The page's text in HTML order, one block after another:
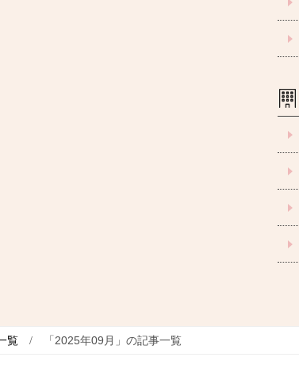
覧 「2025年09月」の記事一覧